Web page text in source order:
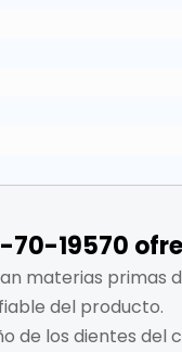
70-19570
materias primas
del producto.
de los dientes